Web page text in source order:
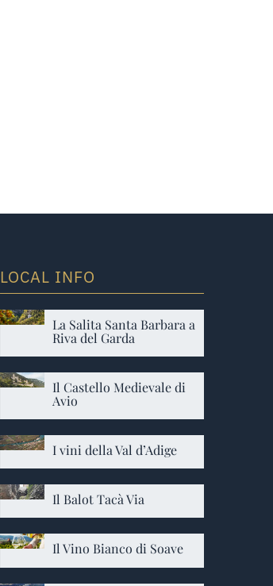
LOCAL INFO
La Salita Santa Barbara a
Riva del Garda
Il Castello Medievale di
Avio
I vini della Val d’Adige
Il Balot Tacà Via
Il Vino Bianco di Soave